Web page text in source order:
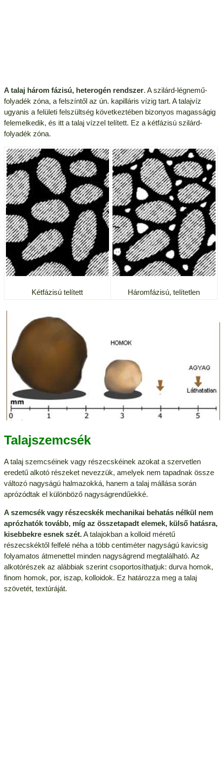
A talaj három fázisú, heterogén rendszer. A szilárd-légnemű-
folyadék zóna, a felszíntől az ún. kapilláris vízig tart. A talajvíz
ugyanis a felületi felszültség következtében bizonyos magasságig
felemelkedik, és itt a talaj vízzel telített. Ez a kétfázisú szilárd-
folyadék zóna.
Kétfázisú telített Háromfázisú, telítetlen
Talajszemcsék
A talaj szemcséinek vagy részecskéinek azokat a szervetlen
eredetű alkotó részeket nevezzük, amelyek nem tapadnak össze
változó nagyságú halmazokká, hanem a talaj mállása során
aprózódtak el különböző nagyságrendűekké.
A szemcsék vagy részecskék mechanikai behatás nélkül nem
aprózhatók tovább, míg az összetapadt elemek, külső hatásra,
kisebbekre esnek szét.A talajokban a kolloid méretű
részecskéktől felfelé néha a több centiméter nagyságú kavicsig
folyamatos átmenettel minden nagyságrend megtalálható. Az
alkotórészek az alábbiak szerint csoportosíthatjuk: durva homok,
finom homok, por, iszap, kolloidok. Ez határozza meg a talaj
szövetét, textúráját.